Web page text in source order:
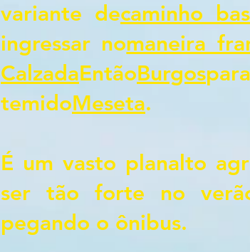
variante decaminho
ingressar nomaneira
CalzadaEntãoBurgos
temidoMeseta.
É um vasto planalto
ser tão forte no
pegando o ônibus.